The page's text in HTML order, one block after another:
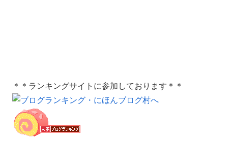
＊＊ランキングサイトに参加しております＊＊